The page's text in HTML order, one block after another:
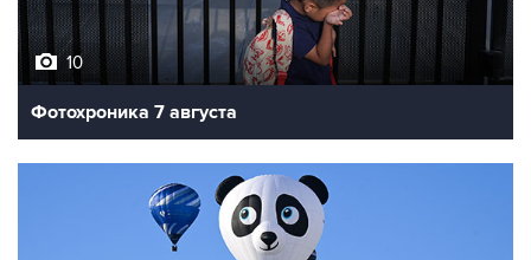
10
Фотохроника 7 августа